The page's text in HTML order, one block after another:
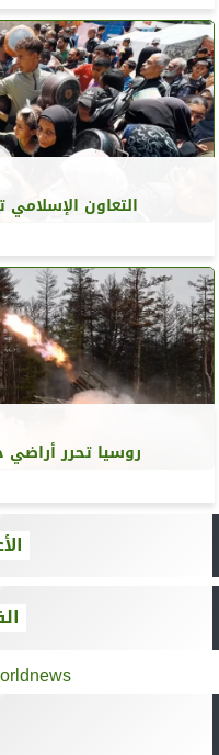
التعاون
روسيا تحرر